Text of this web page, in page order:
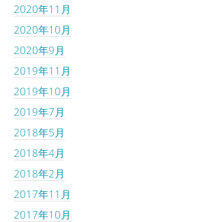
2020年11月
2020年10月
2020年9月
2019年11月
2019年10月
2019年7月
2018年5月
2018年4月
2018年2月
2017年11月
2017年10月